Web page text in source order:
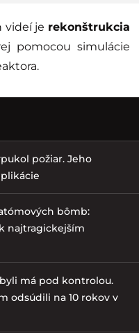
videí je rekonštrukcia
pomocou simulácie
požiar. Jeho
bômb:
najtragickejším
má pod kontrolou.
odsúdili na 10 rokov v